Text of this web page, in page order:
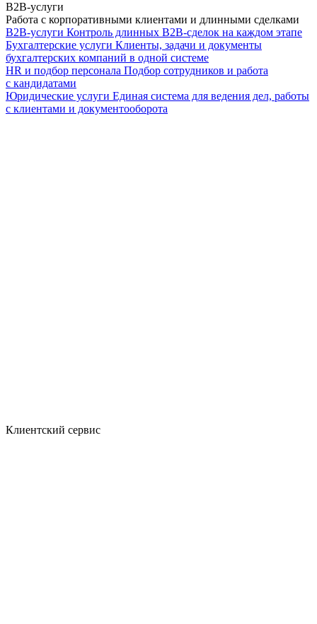
B2B-услуги
Работа с корпоративными клиентами и длинными сделками
B2B-услуги Контроль длинных B2B-сделок на каждом этапе
Бухгалтерские услуги Клиенты, задачи и документы
бухгалтерских компаний в одной системе
HR и подбор персонала Подбор сотрудников и работа
с кандидатами
Юридические услуги Единая система для ведения дел, работы
с клиентами и документооборота
Клиентский сервис